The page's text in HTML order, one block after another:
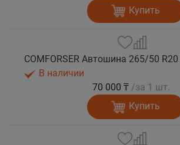
Купить
В наличии
70 000 ₸ /за 1 шт.
Купить